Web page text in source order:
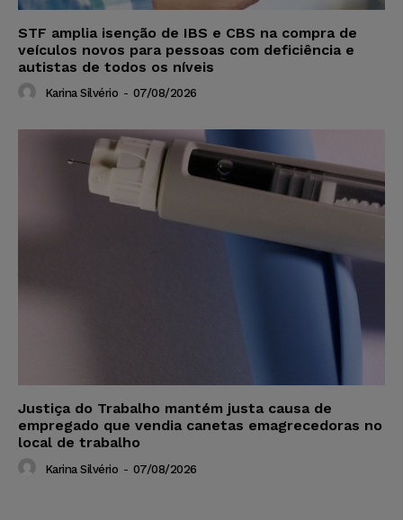
STF amplia isenção de IBS e CBS na compra de
veículos novos para pessoas com deficiência e
autistas de todos os níveis
Karina Silvério - 07/08/2026
Justiça do Trabalho mantém justa causa de
empregado que vendia canetas emagrecedoras no
local de trabalho
Karina Silvério - 07/08/2026